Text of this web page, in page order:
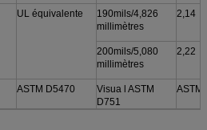
UL équivalente
190mils/4,826
millimètres
2,14
200mils/5,080
millimètres
2,22
ASTM D5470
Visua l ASTM
D751
ASTM